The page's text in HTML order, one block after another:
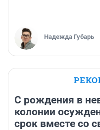
Надежда Губарь
С рождения в
колонии
срок вместе со